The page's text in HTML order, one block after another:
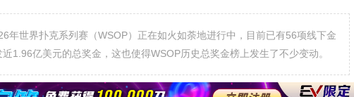
年世界扑克系列赛（WSOP）正在如火如荼地进行中，目前已有56项线下金
1.96亿美元的总奖金，这也使得WSOP历史总奖金榜上发生了不少变动。